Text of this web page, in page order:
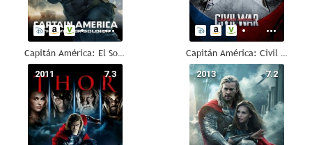
Capitán América: El Soldado de Invierno Capitán América: Civil War
7.3
2011 7.2
2013